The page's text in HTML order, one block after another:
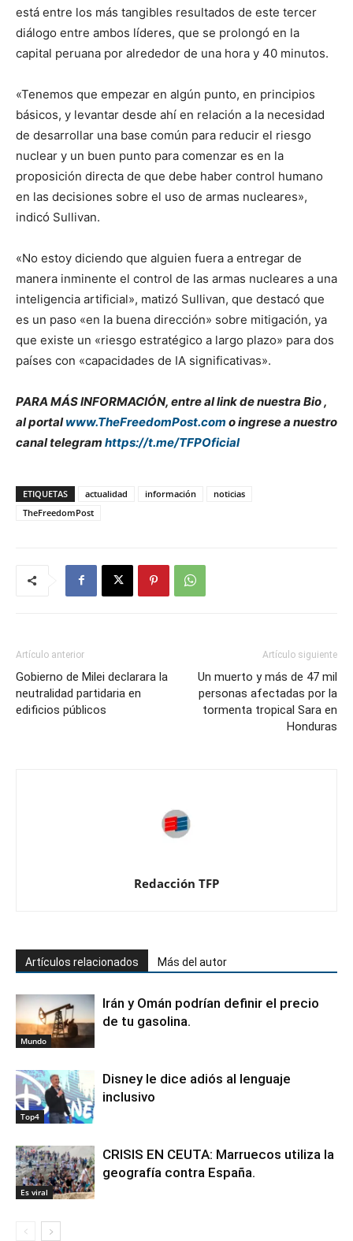
está entre los más tangibles resultados de este tercer
diálogo entre ambos líderes, que se prolongó en la
capital peruana por alrededor de una hora y 40 minutos.
«Tenemos que empezar en algún punto, en principios
básicos, y levantar desde ahí en relación a la necesidad
de desarrollar una base común para reducir el riesgo
nuclear y un buen punto para comenzar es en la
proposición directa de que debe haber control humano
en las decisiones sobre el uso de armas nucleares»,
indicó Sullivan.
«No estoy diciendo que alguien fuera a entregar de
manera inminente el control de las armas nucleares a una
inteligencia artificial», matizó Sullivan, que destacó que
es un paso «en la buena dirección» sobre mitigación, ya
que existe un «riesgo estratégico a largo plazo» para dos
países con «capacidades de IA significativas».
PARA MÁS INFORMACIÓN, entre al link de nuestra Bio ,
al portalwww.TheFreedomPost.com o ingrese a nuestro
canal telegram https://t.me/TFPOficial
ETIQUETAS actualidad información
noticias
TheFreedomPost
Artículo anterior
Gobierno de Milei declarara la
neutralidad partidaria en
edificios públicos
Artículo siguiente
Un muerto y más de 47 mil
personas afectadas por la
tormenta tropical Sara en
Honduras
Redacción TFP
Artículos relacionados Más del autor
Mundo
Irán y Omán podrían definir el precio
de tu gasolina.
Top4
Disney le dice adiós al lenguaje
inclusivo
Es viral
CRISIS EN CEUTA: Marruecos utiliza la
geografía contra España.